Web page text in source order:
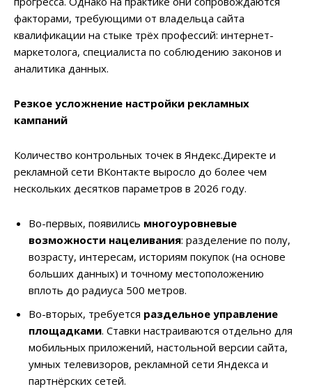
факторами, требующими от владельца сайта
квалификации на стыке трёх профессий: интернет-
маркетолога, специалиста по соблюдению законов и
аналитика данных.
Резкое усложнение настройки рекламных
кампаний
Количество контрольных точек в Яндекс.Директе и
рекламной сети ВКонтакте выросло до более чем
нескольких десятков параметров в 2026 году.
Во-первых, появились многоуровневые
возможности нацеливания: разделение по полу,
возрасту, интересам, историям покупок (на основе
больших данных) и точному местоположению
вплоть до радиуса 500 метров.
Во-вторых, требуется раздельное управление
площадками. Ставки настраиваются отдельно для
мобильных приложений, настольной версии сайта,
умных телевизоров, рекламной сети Яндекса и
партнёрских сетей.